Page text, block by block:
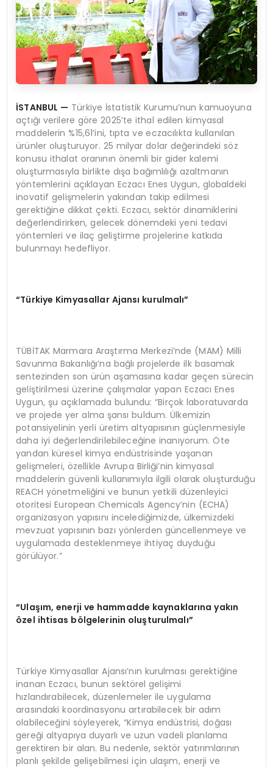
İSTANBUL — Türkiye İstatistik Kurumu’nun kamuoyuna
açtığı verilere göre 2025’te ithal edilen kimyasal
maddelerin %15,61’ini, tıpta ve eczacılıkta kullanılan
ürünler oluşturuyor. 25 milyar dolar değerindeki söz
konusu ithalat oranının önemli bir gider kalemi
oluşturmasıyla birlikte dışa bağımlılığı azaltmanın
yöntemlerini açıklayan Eczacı Enes Uygun, globaldeki
inovatif gelişmelerin yakından takip edilmesi
gerektiğine dikkat çekti. Eczacı, sektör dinamiklerini
değerlendirirken, gelecek dönemdeki yeni tedavi
yöntemleri ve ilaç geliştirme projelerine katkıda
bulunmayı hedefliyor.
“Türkiye Kimyasallar Ajansı kurulmalı”
TÜBİTAK Marmara Araştırma Merkezi’nde (MAM) Milli
Savunma Bakanlığı’na bağlı projelerde ilk basamak
sentezinden son ürün aşamasına kadar geçen sürecin
geliştirilmesi üzerine çalışmalar yapan Eczacı Enes
Uygun, şu açıklamada bulundu: “Birçok laboratuvarda
ve projede yer alma şansı buldum. Ülkemizin
potansiyelinin yerli üretim altyapısının güçlenmesiyle
daha iyi değerlendirilebileceğine inanıyorum. Öte
yandan küresel kimya endüstrisinde yaşanan
gelişmeleri, özellikle Avrupa Birliği’nin kimyasal
maddelerin güvenli kullanımıyla ilgili olarak oluşturduğu
REACH yönetmeliğini ve bunun yetkili düzenleyici
otoritesi European Chemicals Agency’nin (ECHA)
organizasyon yapısını incelediğimizde, ülkemizdeki
mevzuat yapısının bazı yönlerden güncellenmeye ve
uygulamada desteklenmeye ihtiyaç duyduğu
görülüyor.”
“Ulaşım, enerji ve hammadde kaynaklarına yakın
özel ihtisas bölgelerinin oluşturulmalı”
Türkiye Kimyasallar Ajansı’nın kurulması gerektiğine
inanan Eczacı, bunun sektörel gelişimi
hızlandırabilecek, düzenlemeler ile uygulama
arasındaki koordinasyonu artırabilecek bir adım
olabileceğini söyleyerek, “Kimya endüstrisi, doğası
gereği altyapıya duyarlı ve uzun vadeli planlama
gerektiren bir alan. Bu nedenle, sektör yatırımlarının
planlı şekilde gelişebilmesi için ulaşım, enerji ve